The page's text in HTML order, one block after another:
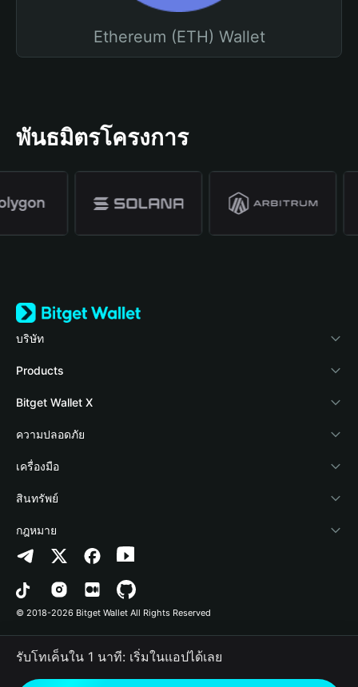
Ethereum (ETH) Wallet
พันธมิตรโครงการ
บริษัท
เกี่ยวกับ Bitget Wallet
Blog
Academy
ข่าวสารด้านคริปโต
ศูนย์ช่วยเหลือ
ติดต่อเรา
ทรัพยากรข้อมูลของแบรนด์
อาชีพ
Products
Crypto Card
Stablecoin Earn
Payfi Crypto
Crypto Swap API
Altcoin Season Index
Prediction Markets
DApp
RWA
Bitget Wallet X
นักพัฒนา
เชื่อมต่อ Wallet
Bitget Wallet Pay
ลิสต์โปรเจกต์
ความปลอดภัย
Protection Fund
เทคโนโลยีความปลอดภัย
เครื่องมือ
ซื้อคริปโต
การตรวจจับการอนุญาต
การตรวจจับสัญญา
การโอนเป็นชุด
สินทรัพย์
Arbitrum
Avalanche
Bitcoin
Polygon
กฎหมาย
นโยบายความเป็นส่วนตัว
ข้อตกลงในการใช้บริการ
© 2018-2026 Bitget Wallet All Rights Reserved
รับโทเค็นใน 1 นาที: เริ่มในแอปได้เลย